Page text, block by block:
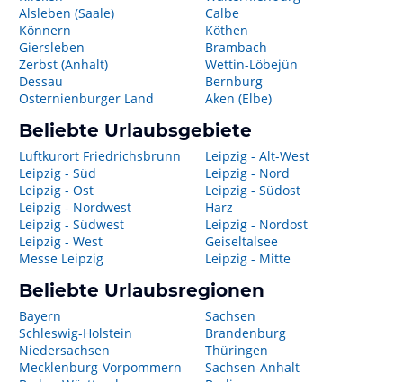
Alsleben (Saale)
Könnern
Giersleben
Zerbst (Anhalt)
Dessau
Osternienburger Land
Calbe
Köthen
Brambach
Wettin-Löbejün
Bernburg
Aken (Elbe)
Beliebte Urlaubsgebiete
Luftkurort Friedrichsbrunn
Leipzig - Süd
Leipzig - Ost
Leipzig - Nordwest
Leipzig - Südwest
Leipzig - West
Messe Leipzig
Leipzig - Alt-West
Leipzig - Nord
Leipzig - Südost
Harz
Leipzig - Nordost
Geiseltalsee
Leipzig - Mitte
Beliebte Urlaubsregionen
Bayern
Schleswig-Holstein
Niedersachsen
Mecklenburg-Vorpommern
Sachsen
Brandenburg
Thüringen
Sachsen-Anhalt